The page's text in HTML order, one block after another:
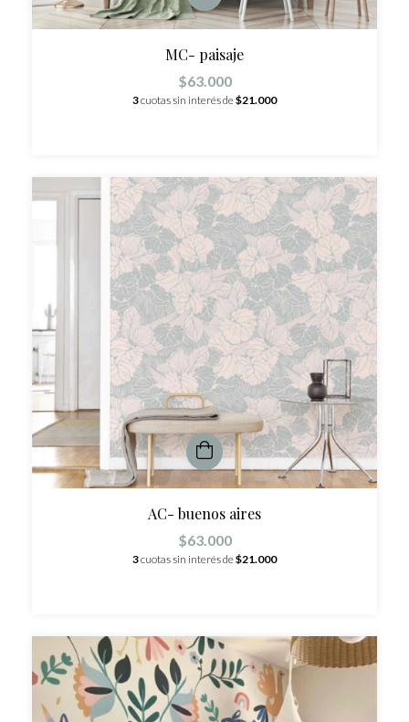
MC- paisaje
$63.000
3cuotas sin interés de$21.000
AC- buenos aires
$63.000
3cuotas sin interés de$21.000